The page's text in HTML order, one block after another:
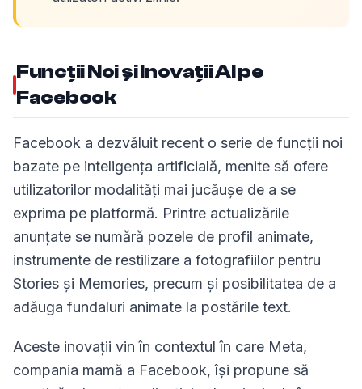
Funcții Noi și Inovații AI pe
Facebook
Facebook a dezvăluit recent o serie de funcții noi
bazate pe inteligența artificială, menite să ofere
utilizatorilor modalități mai jucăușe de a se
exprima pe platformă. Printre actualizările
anunțate se numără pozele de profil animate,
instrumente de restilizare a fotografiilor pentru
Stories și Memories, precum și posibilitatea de a
adăuga fundaluri animate la postările text.
Aceste inovații vin în contextul în care Meta,
compania mamă a Facebook, își propune să